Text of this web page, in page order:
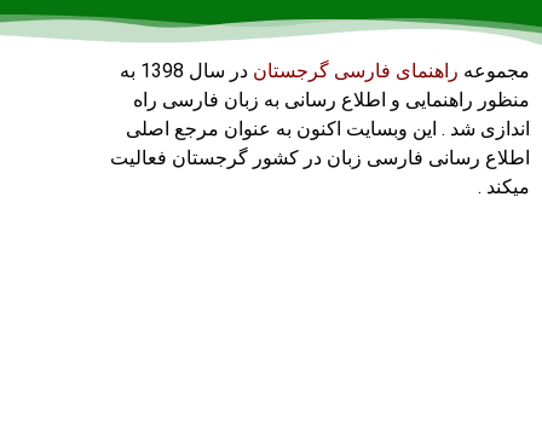
مجموعه راهنمای فارسی گرجستان
در سال 1398 به
منظور راهنمایی و اطلاع رسانی به زبان فارسی راه
اندازی شد . این وبسایت اکنون به عنوان مرجع اصلی
اطلاع رسانی فارسی زبان در کشور گرجستان فعالیت
میکند .